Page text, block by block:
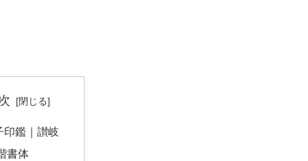
印鑑｜讃岐
書体